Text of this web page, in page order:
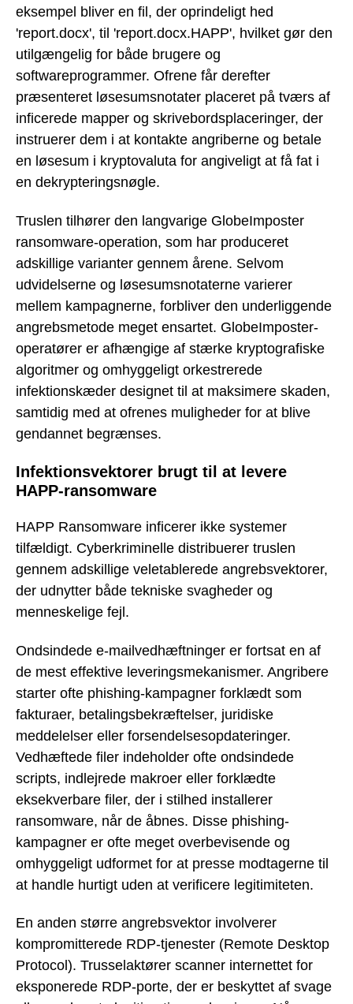
eksempel bliver en fil, der oprindeligt hed
'report.docx', til 'report.docx.HAPP', hvilket gør den
utilgængelig for både brugere og
softwareprogrammer. Ofrene får derefter
præsenteret løsesumsnotater placeret på tværs af
inficerede mapper og skrivebordsplaceringer, der
instruerer dem i at kontakte angriberne og betale
en løsesum i kryptovaluta for angiveligt at få fat i
en dekrypteringsnøgle.
Truslen tilhører den langvarige GlobeImposter
ransomware-operation, som har produceret
adskillige varianter gennem årene. Selvom
udvidelserne og løsesumsnotaterne varierer
mellem kampagnerne, forbliver den underliggende
angrebsmetode meget ensartet. GlobeImposter-
operatører er afhængige af stærke kryptografiske
algoritmer og omhyggeligt orkestrerede
infektionskæder designet til at maksimere skaden,
samtidig med at ofrenes muligheder for at blive
gendannet begrænses.
Infektionsvektorer brugt til at levere
HAPP-ransomware
HAPP Ransomware inficerer ikke systemer
tilfældigt. Cyberkriminelle distribuerer truslen
gennem adskillige veletablerede angrebsvektorer,
der udnytter både tekniske svagheder og
menneskelige fejl.
Ondsindede e-mailvedhæftninger er fortsat en af
de mest effektive leveringsmekanismer. Angribere
starter ofte phishing-kampagner forklædt som
fakturaer, betalingsbekræftelser, juridiske
meddelelser eller forsendelsesopdateringer.
Vedhæftede filer indeholder ofte ondsindede
scripts, indlejrede makroer eller forklædte
eksekverbare filer, der i stilhed installerer
ransomware, når de åbnes. Disse phishing-
kampagner er ofte meget overbevisende og
omhyggeligt udformet for at presse modtagerne til
at handle hurtigt uden at verificere legitimiteten.
En anden større angrebsvektor involverer
kompromitterede RDP-tjenester (Remote Desktop
Protocol). Trusselaktører scanner internettet for
eksponerede RDP-porte, der er beskyttet af svage